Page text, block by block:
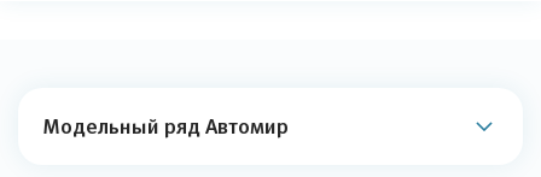
Модельный ряд Автомир